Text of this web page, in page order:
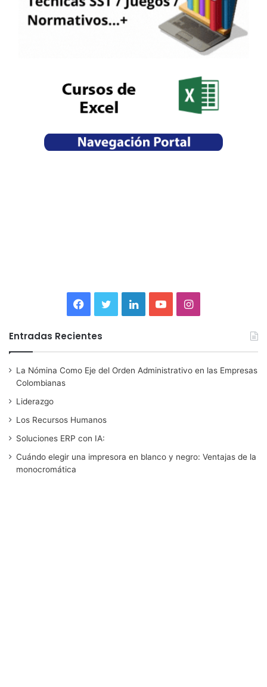
c
e
o
i
t
L
n
k
u
T
I
s
t
Entradas Recientes
La Nómina Como Eje del Orden Administrativo en las Empresas
Colombianas
Liderazgo
Los Recursos Humanos
Soluciones ERP con IA:
Cuándo elegir una impresora en blanco y negro: Ventajas de la
monocromática